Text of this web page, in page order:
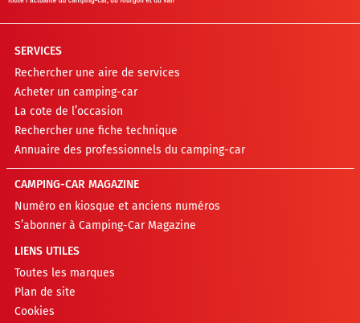
SERVICES
Rechercher une aire de services
Acheter un camping-car
La cote de l’occasion
Rechercher une fiche technique
Annuaire des professionnels du camping-car
CAMPING-CAR MAGAZINE
Numéro en kiosque et anciens numéros
S’abonner à Camping-Car Magazine
LIENS UTILES
Toutes les marques
Plan de site
Cookies